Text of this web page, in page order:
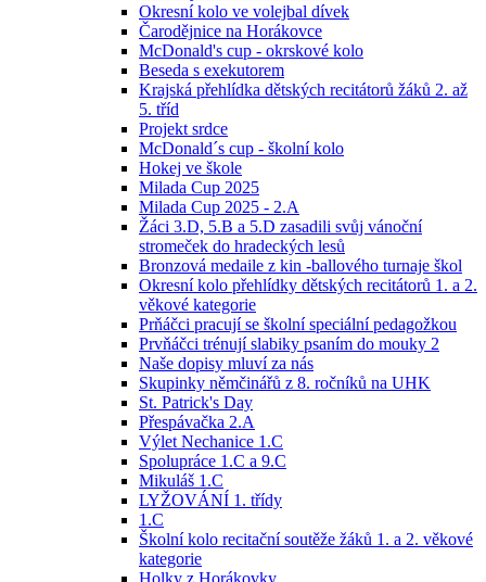
Okresní kolo ve volejbal dívek
Čarodějnice na Horákovce
McDonald's cup - okrskové kolo
Beseda s exekutorem
Krajská přehlídka dětských recitátorů žáků 2. až
5. tříd
Projekt srdce
McDonald´s cup - školní kolo
Hokej ve škole
Milada Cup 2025
Milada Cup 2025 - 2.A
Žáci 3.D, 5.B a 5.D zasadili svůj vánoční
stromeček do hradeckých lesů
Bronzová medaile z kin -ballového turnaje škol
Okresní kolo přehlídky dětských recitátorů 1. a 2.
věkové kategorie
Prňáčci pracují se školní speciální pedagožkou
Prvňáčci trénují slabiky psaním do mouky 2
Naše dopisy mluví za nás
Skupinky němčinářů z 8. ročníků na UHK
St. Patrick's Day
Přespávačka 2.A
Výlet Nechanice 1.C
Spolupráce 1.C a 9.C
Mikuláš 1.C
LYŽOVÁNÍ 1. třídy
1.C
Školní kolo recitační soutěže žáků 1. a 2. věkové
kategorie